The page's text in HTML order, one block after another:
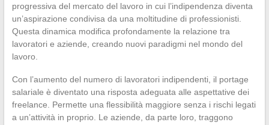
progressiva del mercato del lavoro in cui l’indipendenza diventa
un’aspirazione condivisa da una moltitudine di professionisti.
Questa dinamica modifica profondamente la relazione tra
lavoratori e aziende, creando nuovi paradigmi nel mondo del
lavoro.
Con l’aumento del numero di lavoratori indipendenti, il portage
salariale è diventato una risposta adeguata alle aspettative dei
freelance. Permette una flessibilità maggiore senza i rischi legati
a un’attività in proprio. Le aziende, da parte loro, traggono